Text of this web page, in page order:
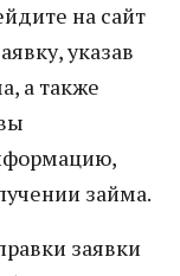
на сайт
указав
а также
займа.
заявки